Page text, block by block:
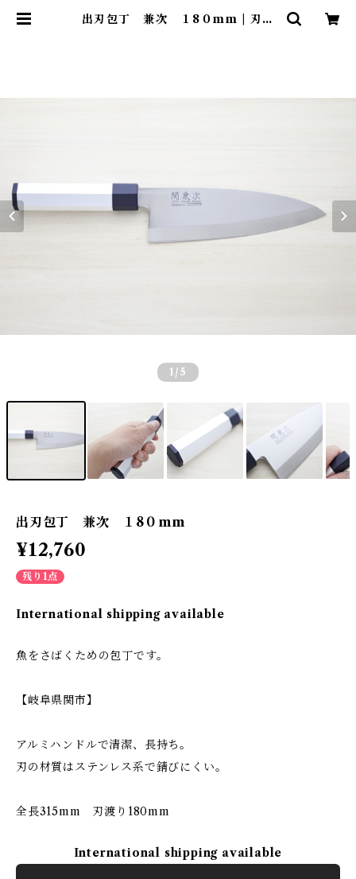
出刃包丁 兼次 １8０mm | 刃物
1 /5
出刃包丁 兼次 １8０mm
¥12,760
残り1点
International shipping available
魚をさばくための包丁です。
【岐阜県関市】
アルミハンドルで清潔、長持ち。
刃の材質はステンレス系で錆びにくい。
全長315mm 刃渡り180mm
International shipping available